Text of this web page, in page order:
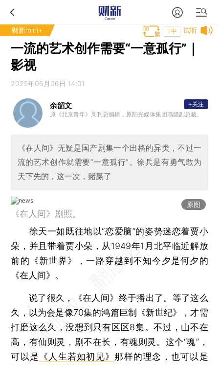
财新mini+ 试听
T中
一流的艺术创作需要“一意孤行”｜
影视
2025年06月06日 14:01
余韶文
原《北京青年》周刊总编辑，原阳光媒体集团高级副总裁。
+关注
《在人间》无疑是国产剧集一个出格的异类，不过一
流的艺术创作就需要“一意孤行”。徐兵是有勇气敢为
天下先的，这一次，赌赢了
原图
《在人间》剧照。
徐天一如既往地以“恋爱脑”的姿势迷恋着贾小
朵，并且带着贾小朵，从1949年1月北平临近解放
前的《新世界》，一路穿越到不知今夕是何夕的
《在人间》。
说了很久，《在人间》终于播出了。等了这么
久，以为会是像70集的鸿篇巨制《新世纪》，才需
打磨这么久，没想到只有区区8集。不过，山不在
高，有仙则灵，剧不在长，有魂则灵。这个“魂”，
可以是 《人生若如初见》那样的理念，也可以是